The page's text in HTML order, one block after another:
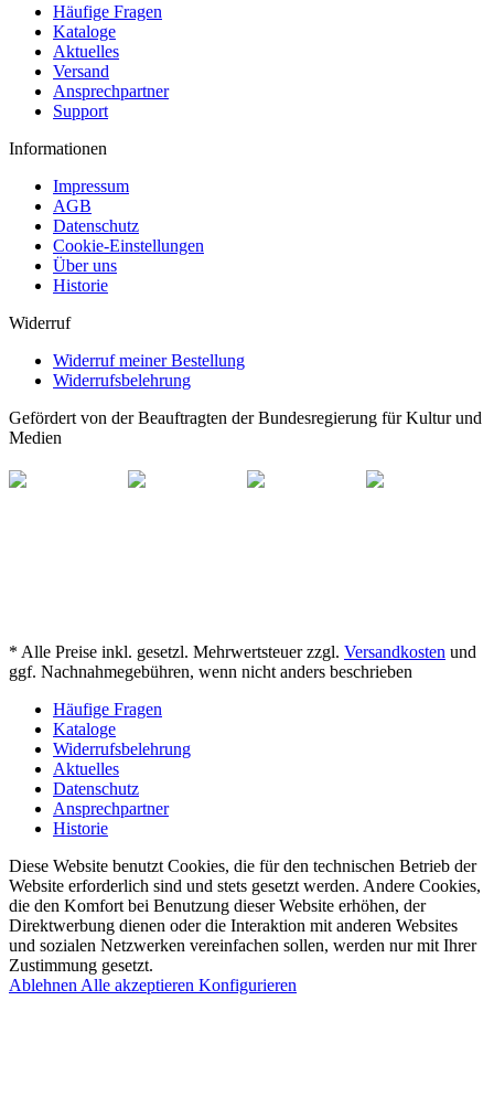
Häufige Fragen
Kataloge
Aktuelles
Versand
Ansprechpartner
Support
Informationen
Impressum
AGB
Datenschutz
Cookie-Einstellungen
Über uns
Historie
Widerruf
Widerruf meiner Bestellung
Widerrufsbelehrung
Gefördert von der Beauftragten der Bundesregierung für Kultur und
Medien
* Alle Preise inkl. gesetzl. Mehrwertsteuer zzgl. Versandkosten und
ggf. Nachnahmegebühren, wenn nicht anders beschrieben
Häufige Fragen
Kataloge
Widerrufsbelehrung
Aktuelles
Datenschutz
Ansprechpartner
Historie
Diese Website benutzt Cookies, die für den technischen Betrieb der
Website erforderlich sind und stets gesetzt werden. Andere Cookies,
die den Komfort bei Benutzung dieser Website erhöhen, der
Direktwerbung dienen oder die Interaktion mit anderen Websites
und sozialen Netzwerken vereinfachen sollen, werden nur mit Ihrer
Zustimmung gesetzt.
Ablehnen Alle akzeptieren Konfigurieren